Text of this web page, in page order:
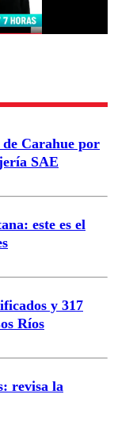
comentario
de Carahue por
SAE
este es el
y 317
Ríos
revisa la